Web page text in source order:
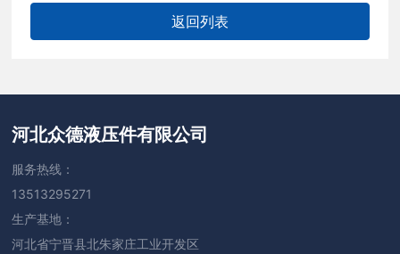
返回列表
河北众德液压件有限公司
服务热线：
13513295271
生产基地：
河北省宁晋县北朱家庄工业开发区